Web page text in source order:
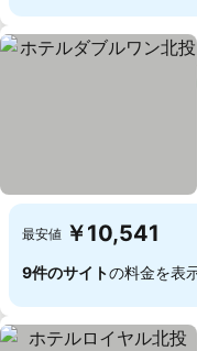
最安値 ￥10,541
9件のサイトの料金を表